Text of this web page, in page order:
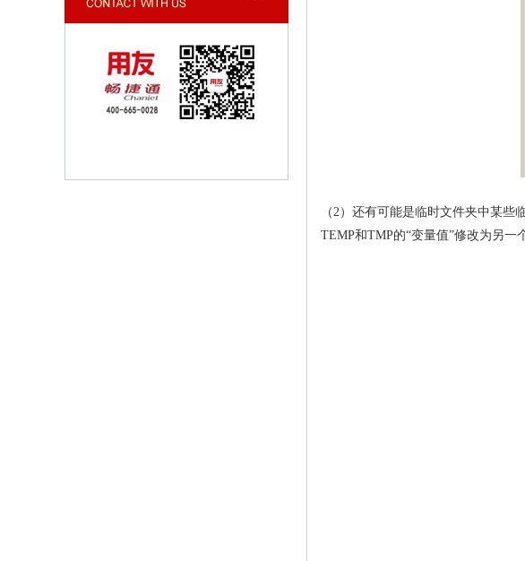
（2）还有可能是临时文件夹中某
TEMP和TMP的“变量值”修改为另一